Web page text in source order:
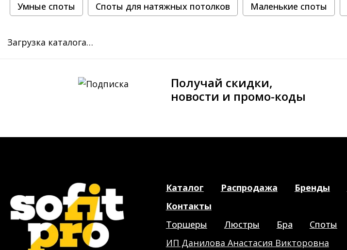
Умные споты Споты для натяжных потолков Маленькие споты
Загрузка каталога…
Получай скидки,
новости и промо-коды
Каталог Распродажа Бренды
Контакты
Торшеры
Люстры Бра Споты
ИП Данилова Анастасия Викторовна